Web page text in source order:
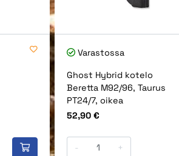
Varastossa
Ghost Hybrid kotelo
Beretta M92/96, Taurus
PT24/7, oikea
Hinta
52,90 €
- +